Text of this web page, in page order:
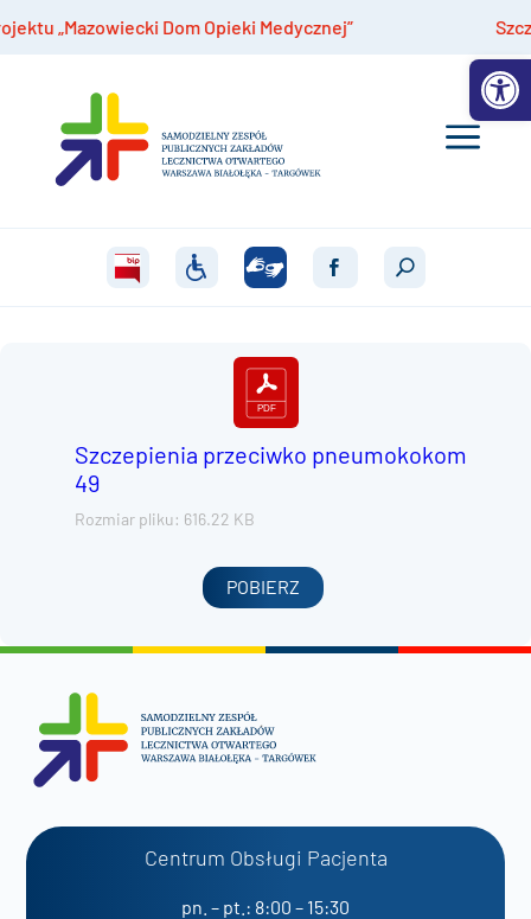
„Mazowiecki Dom Opieki Medycznej”
Szczepienia przeciwko pneumokokom
49
Rozmiar pliku: 616.22 KB
POBIERZ
Centrum Obsługi Pacjenta
pn. – pt.: 8:00 – 15:30